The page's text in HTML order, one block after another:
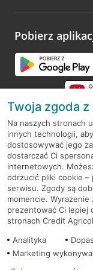
opinie.
Pobierz
RODO
Regulamin serwisu
Mapa serwisu
PolitykaCookies
Twoja zgoda
Na naszych stronach
innych technologii,
dostosowywać jego
dostarczać Ci
internetowych.
odrzucić pliki cookie –
serwisu. Zgody są
momencie.
prezentować Ci lepiej
stronach Credit
Analityka
Marketing